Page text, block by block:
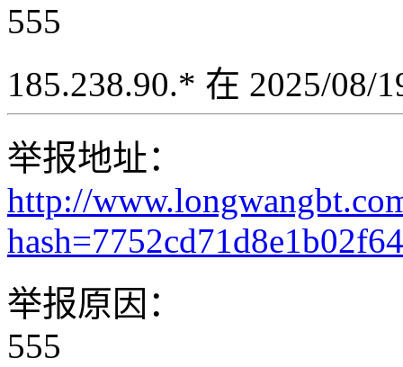
555
185.238.90.* 在 2025/08/
举报地址：
http://
举报原因：
555